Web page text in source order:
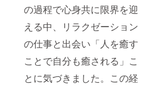
の過程で心身共に限界を迎
える中、リラクゼーション
の仕事と出会い「人を癒す
ことで自分も癒される」こ
とに気づきました。この経